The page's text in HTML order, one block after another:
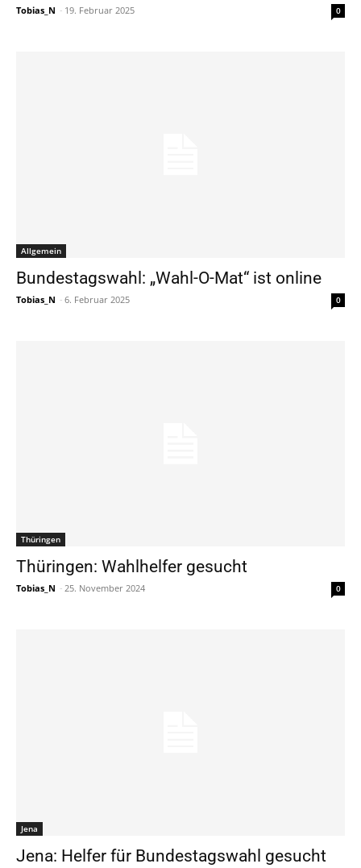
Tobias_N - 19. Februar 2025 0
Allgemein
Bundestagswahl: „Wahl-O-Mat“ ist online
Tobias_N - 6. Februar 2025 0
Thüringen
Thüringen: Wahlhelfer gesucht
Tobias_N - 25. November 2024 0
Jena
Jena: Helfer für Bundestagswahl gesucht